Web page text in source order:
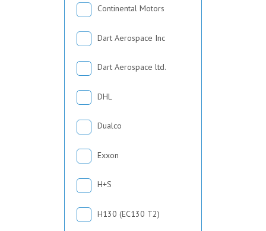
Continental Motors
Dart Aerospace Inc
Dart Aerospace ltd.
DHL
Dualco
Exxon
H+S
H130 (EC130 T2)